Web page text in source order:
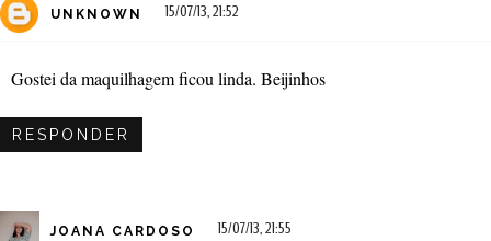
UNKNOWN 15/07/13, 21:52
Gostei da maquilhagem ficou linda. Beijinhos
RESPONDER
JOANA CARDOSO 15/07/13, 21:55